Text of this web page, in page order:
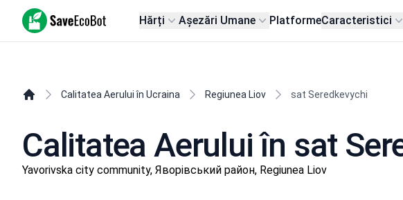
SaveEcoBot Hărți Așezări Umane PlatformeCaracteristici
Calitatea Aerului în Ucraina Regiunea Liov sat Seredkevychi
Calitatea Aerului în sat
Yavorivska city community, Яворівський район, Regiunea Liov